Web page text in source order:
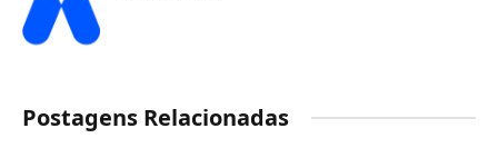
Postagens Relacionadas